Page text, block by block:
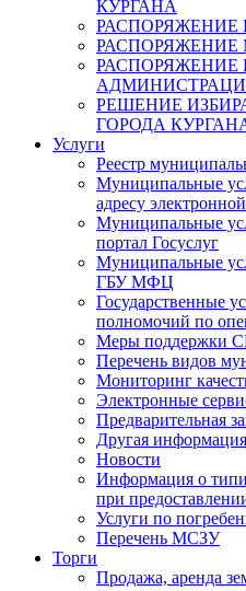
КУРГАНА
РАСПОРЯЖЕНИЕ
РАСПОРЯЖЕНИЕ
РАСПОРЯЖЕНИЕ
РЕШЕНИЕ
ГОРОДА
Услуги
Реестр
Муниципальные
адресу
Муниципальные
портал Госуслуг
Муниципальные
ГБУ МФЦ
Государственные
полномочий по
Меры поддержки
Перечень видов
Мониторинг
Электронные
Предварительная
Другая информация
Новости
Информация о
при
Услуги по
Перечень МСЗУ
Торги
Продажа, аренда